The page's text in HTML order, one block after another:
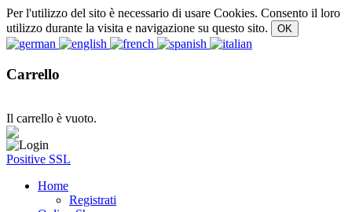
Per l'utilizzo del sito è necessario di usare Cookies. Consento il loro
utilizzo durante la visita e navigazione su questo sito.
Carrello
Il carrello è vuoto.
Positive SSL
Home
Registrati